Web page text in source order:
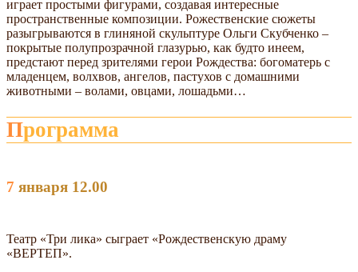
играет простыми фигурами, создавая интересные
пространственные композиции. Рожественские сюжеты
разыгрываются в глиняной скульптуре Ольги Скубченко –
покрытые полупрозрачной глазурью, как будто инеем,
предстают перед зрителями герои Рождества: богоматерь с
младенцем, волхвов, ангелов, пастухов с домашними
животными – волами, овцами, лошадьми…
Программа
7 января 12.00
Театр «Три лика» сыграет «Рождественскую драму
«ВЕРТЕП».